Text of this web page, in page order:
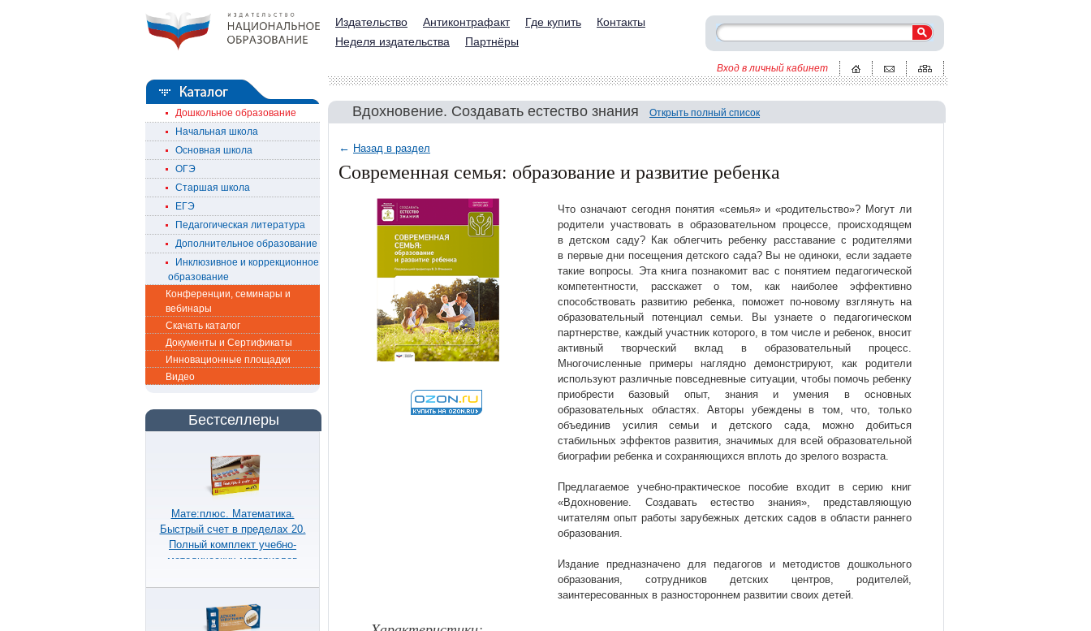
Издательство Антиконтрафакт Где купить
Контакты
Неделя издательства
Партнёры
Вход в личный кабинет
Дошкольное образование
Начальная школа
Основная школа
ОГЭ
Старшая школа
ЕГЭ
Педагогическая литература
Дополнительное образование
Инклюзивное и коррекционное
образование
Конференции, семинары и
вебинары
Скачать каталог
Документы и Сертификаты
Инновационные площадки
Видео
Бестселлеры
Мате:плюс. Математика.
Быстрый счет в пределах 20.
Полный комплект учебно-
методических материалов
Вдохновение. Создавать естество знания Открыть полный список
← Назад в раздел
Современная семья: образование и развитие ребенка
Что означают сегодня понятия «семья» и «родительство»? Могут ли
родители участвовать в образовательном процессе, происходящем
в детском саду? Как облегчить ребенку расставание с родителями
в первые дни посещения детского сада? Вы не одиноки, если задаете
такие вопросы. Эта книга познакомит вас с понятием педагогической
компетентности, расскажет о том, как наиболее эффективно
способствовать развитию ребенка, поможет по-новому взглянуть на
образовательный потенциал семьи. Вы узнаете о педагогическом
партнерстве, каждый участник которого, в том числе и ребенок, вносит
активный творческий вклад в образовательный процесс.
Многочисленные примеры наглядно демонстрируют, как родители
используют различные повседневные ситуации, чтобы помочь ребенку
приобрести базовый опыт, знания и умения в основных
образовательных областях. Авторы убеждены в том, что, только
объединив усилия семьи и детского сада, можно добиться
стабильных эффектов развития, значимых для всей образовательной
биографии ребенка и сохраняющихся вплоть до зрелого возраста.
Предлагаемое учебно-практическое пособие входит в серию книг
«Вдохновение. Создавать естество знания», представляющую
читателям опыт работы зарубежных детских садов в области раннего
образования.
Издание предназначено для педагогов и методистов дошкольного
образования, сотрудников детских центров, родителей,
заинтересованных в разностороннем развитии своих детей.